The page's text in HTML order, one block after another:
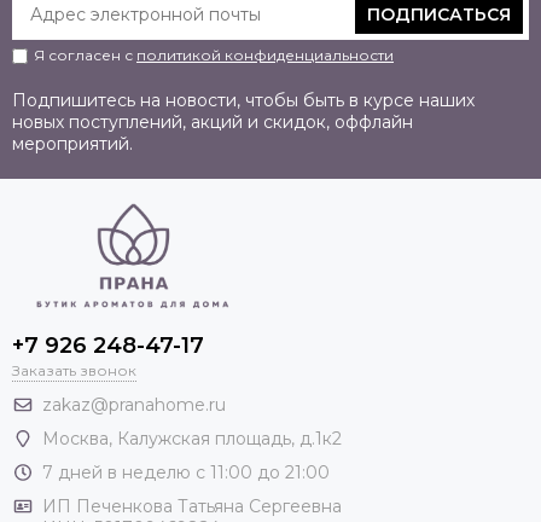
ПОДПИСАТЬСЯ
Я согласен с политикой конфиденциальности
Подпишитесь на новости, чтобы быть в курсе наших
новых поступлений, акций и скидок, оффлайн
мероприятий.
+7 926 248-47-17
Заказать звонок
zakaz@pranahome.ru
Москва, Калужская площадь, д.1к2
7 дней в неделю с 11:00 до 21:00
ИП Печенкова Татьяна Сергеевна